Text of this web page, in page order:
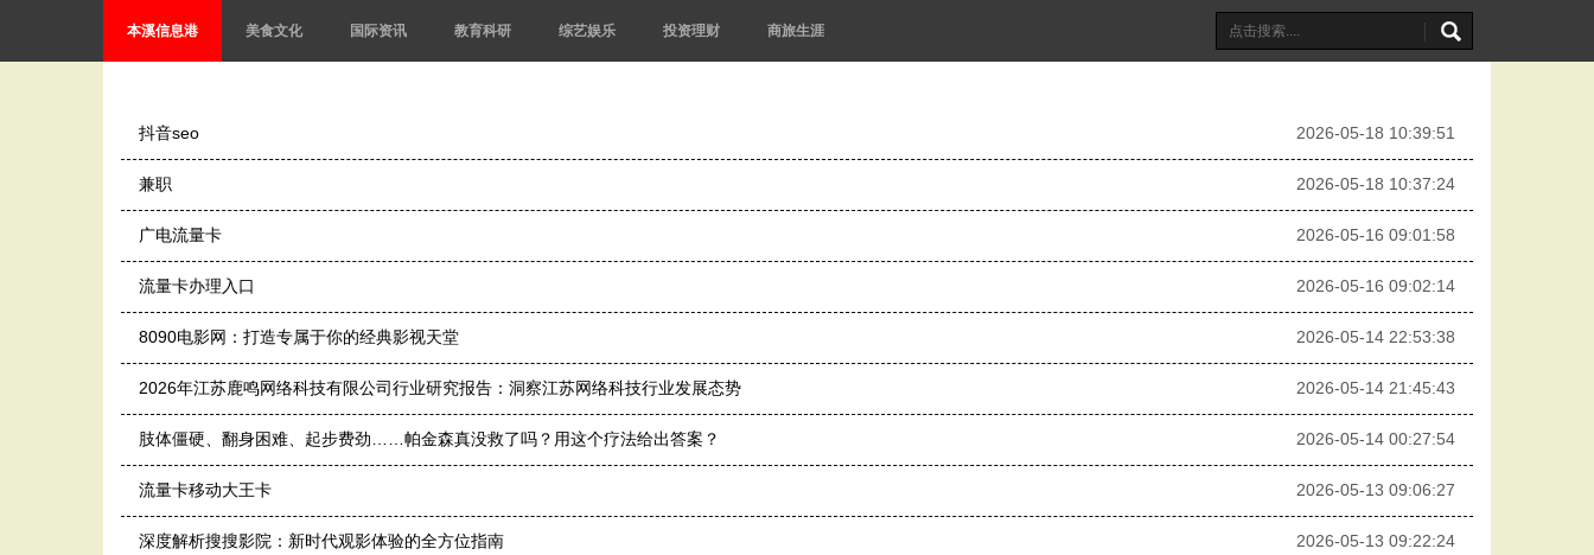
本溪信息港 美食文化 国际资讯 教育科研 综艺娱乐 投资理财 商旅生涯
抖音seo 2026-05-18 10:39:51
兼职 2026-05-18 10:37:24
广电流量卡 2026-05-16 09:01:58
流量卡办理入口 2026-05-16 09:02:14
8090电影网：打造专属于你的经典影视天堂 2026-05-14 22:53:38
2026年江苏鹿鸣网络科技有限公司行业研究报告：洞察江苏网络科技行业发展态势 2026-05-14 21:45:43
肢体僵硬、翻身困难、起步费劲……帕金森真没救了吗？用这个疗法给出答案？ 2026-05-14 00:27:54
流量卡移动大王卡 2026-05-13 09:06:27
深度解析搜搜影院：新时代观影体验的全方位指南 2026-05-13 09:22:24